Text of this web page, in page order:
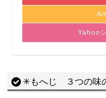
Yahoo
✳︎もへじ ３つの味